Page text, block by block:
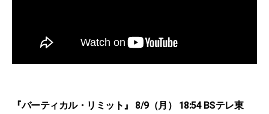
『バーティカル・リミット』 8/9（月） 18:54 BSテレ東